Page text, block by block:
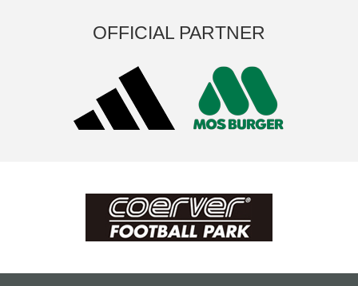
OFFICIAL PARTNER